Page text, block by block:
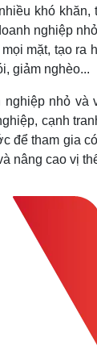
khó
nghiệp
mặt, tạo ra
giảm nghèo...
nghiệp nhỏ
cạnh
để tham gia
nâng cao vị